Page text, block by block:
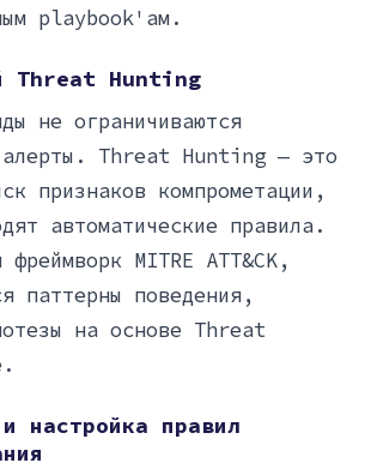
playbook'ам.
Threat Hunting
не ограничиваются
алерты. Threat Hunting — это
признаков компрометации,
автоматические правила.
фреймворк MITRE ATT&CK,
паттерны поведения,
на основе Threat
настройка правил